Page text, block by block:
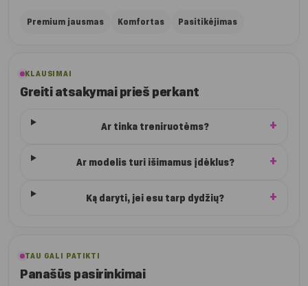
Premium jausmas Komfortas Pasitikėjimas
KLAUSIMAI
Greiti atsakymai prieš perkant
Ar tinka treniruotėms?
Ar modelis turi išimamus įdėklus?
Ką daryti, jei esu tarp dydžių?
TAU GALI PATIKTI
Panašūs pasirinkimai